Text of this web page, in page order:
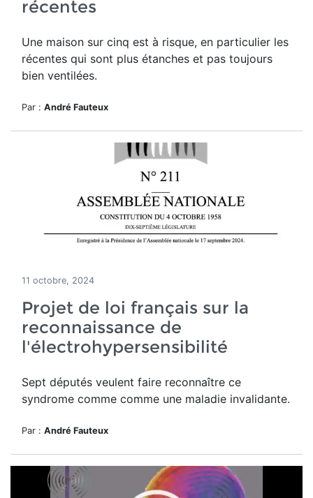
récentes
Une maison sur cinq est à risque, en particulier les
récentes qui sont plus étanches et pas toujours
bien ventilées.
Par : André Fauteux
11 octobre, 2024
Projet de loi français sur la
reconnaissance de
l'électrohypersensibilité
Sept députés veulent faire reconnaître ce
syndrome comme comme une maladie invalidante.
Par : André Fauteux